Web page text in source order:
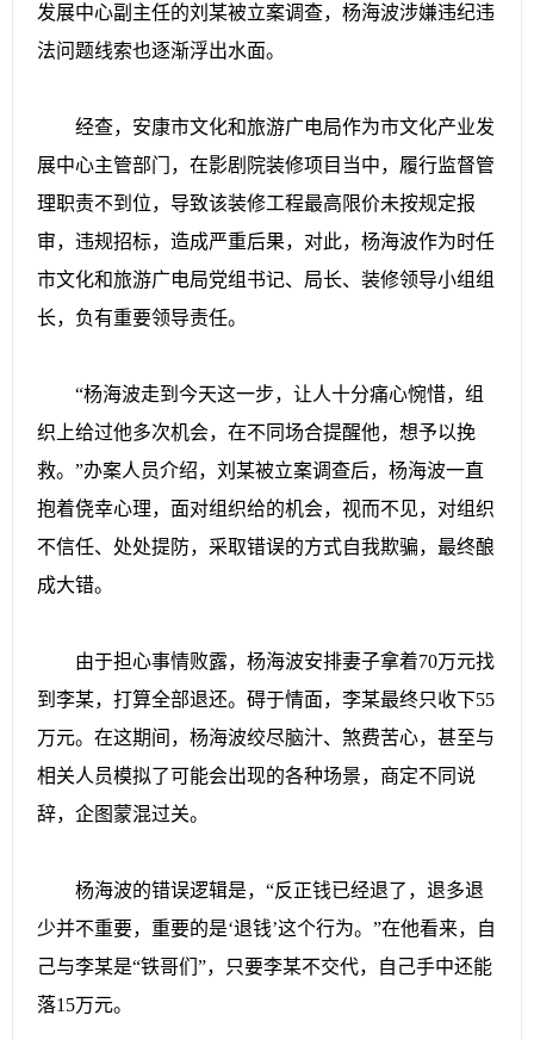
发展中心副主任的刘某被立案调查，杨海波涉嫌违纪违
法问题线索也逐渐浮出水面。
经查，安康市文化和旅游广电局作为市文化产业发
展中心主管部门，在影剧院装修项目当中，履行监督管
理职责不到位，导致该装修工程最高限价未按规定报
审，违规招标，造成严重后果，对此，杨海波作为时任
市文化和旅游广电局党组书记、局长、装修领导小组组
长，负有重要领导责任。
“杨海波走到今天这一步，让人十分痛心惋惜，组
织上给过他多次机会，在不同场合提醒他，想予以挽
救。”办案人员介绍，刘某被立案调查后，杨海波一直
抱着侥幸心理，面对组织给的机会，视而不见，对组织
不信任、处处提防，采取错误的方式自我欺骗，最终酿
成大错。
由于担心事情败露，杨海波安排妻子拿着70万元找
到李某，打算全部退还。碍于情面，李某最终只收下55
万元。在这期间，杨海波绞尽脑汁、煞费苦心，甚至与
相关人员模拟了可能会出现的各种场景，商定不同说
辞，企图蒙混过关。
杨海波的错误逻辑是，“反正钱已经退了，退多退
少并不重要，重要的是‘退钱’这个行为。”在他看来，自
己与李某是“铁哥们”，只要李某不交代，自己手中还能
落15万元。